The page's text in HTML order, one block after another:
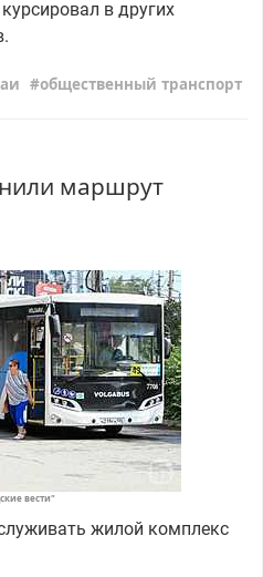
в других
общественный транспорт
маршрут
вести"
жилой комплекс